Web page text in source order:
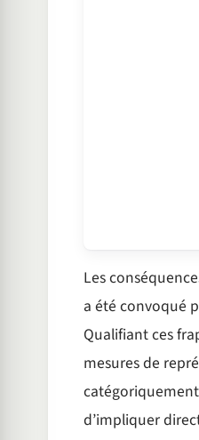
Les
a été convoqué
Qualifiant ces
mesures de
d’impliquer